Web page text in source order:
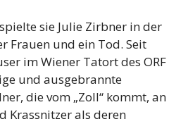
sie Julie Zirbner in der
Frauen und ein Tod. Seit
im Wiener Tatort des ORF
und ausgebrannte
die vom „Zoll“ kommt, an
Krassnitzer als deren